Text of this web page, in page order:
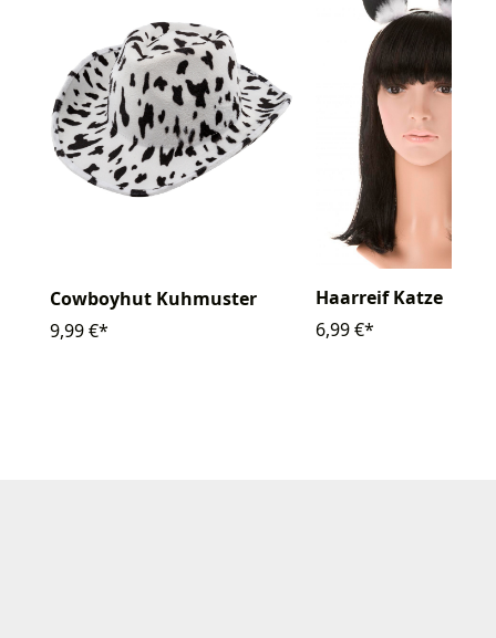
Cowboyhut Kuhmuster
9,99 €*
Haarreif Katze
6,99 €*